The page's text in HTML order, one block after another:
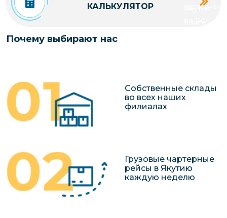
чартерных
Якутия
в Якутию
КАЛЬКУЛЯТОР
Почему выбирают нас
Собственные склады
во всех наших
филиалах
Грузовые чартерные
рейсы в Якутию
каждую неделю